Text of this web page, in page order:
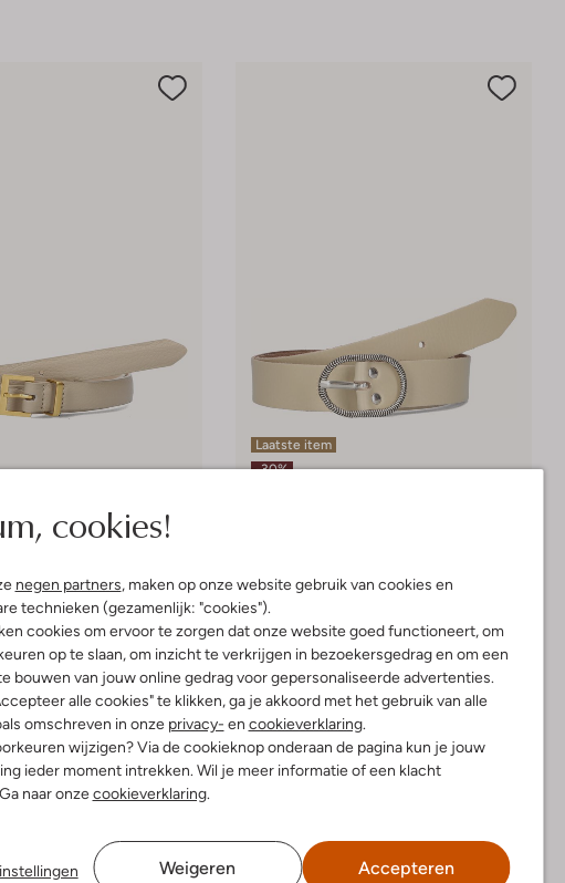
cookies!
negen partners, maken op onze website gebruik van cookies en
technieken (gezamenlijk: "cookies").
cookies om ervoor te zorgen dat onze website goed functioneert, om
op te slaan, om inzicht te verkrijgen in bezoekersgedrag en om een
bouwen van jouw online gedrag voor gepersonaliseerde advertenties.
alle cookies" te klikken, ga je akkoord met het gebruik van alle
omschreven in onze privacy- en cookieverklaring.
wijzigen? Via de cookieknop onderaan de pagina kun je jouw
ieder moment intrekken. Wil je meer informatie of een klacht
naar onzecookieverklaring.
Weigeren Accepteren
Laatste item
-30%